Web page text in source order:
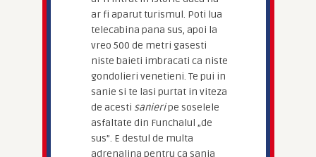
ar fi aparut turismul. Poti lua
telecabina pana sus, apoi la
vreo 500 de metri gasesti
niste baieti imbracati ca niste
gondolieri venetieni. Te pui in
sanie si te lasi purtat in viteza
de acesti sanieripe soselele
asfaltate din Funchalul „de
sus”. E destul de multa
adrenalina pentru ca sania